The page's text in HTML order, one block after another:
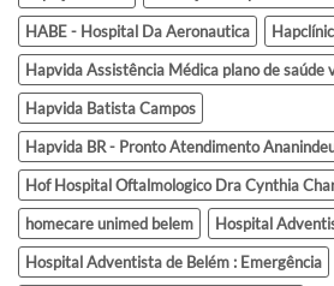
HABE - Hospital Da Aeronautica
Hapvida Assistência Médica plano de saúde
Hapvida Batista Campos
Hapvida BR - Pronto Atendimento
Hof Hospital Oftalmologico Dra Cynthia
homecare unimed belem
Hospital
Hospital Adventista de Belém : Emergência